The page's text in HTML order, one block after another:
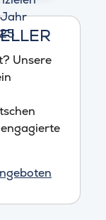
Unsere